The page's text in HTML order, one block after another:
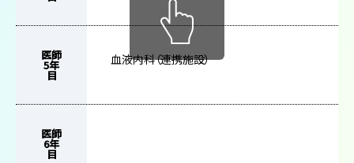
医師
5年
目
血液内科（連携施設）
医師
6年
目